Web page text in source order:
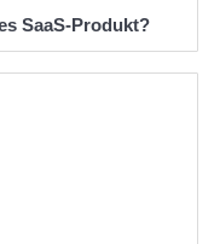
SaaS-Produkt?